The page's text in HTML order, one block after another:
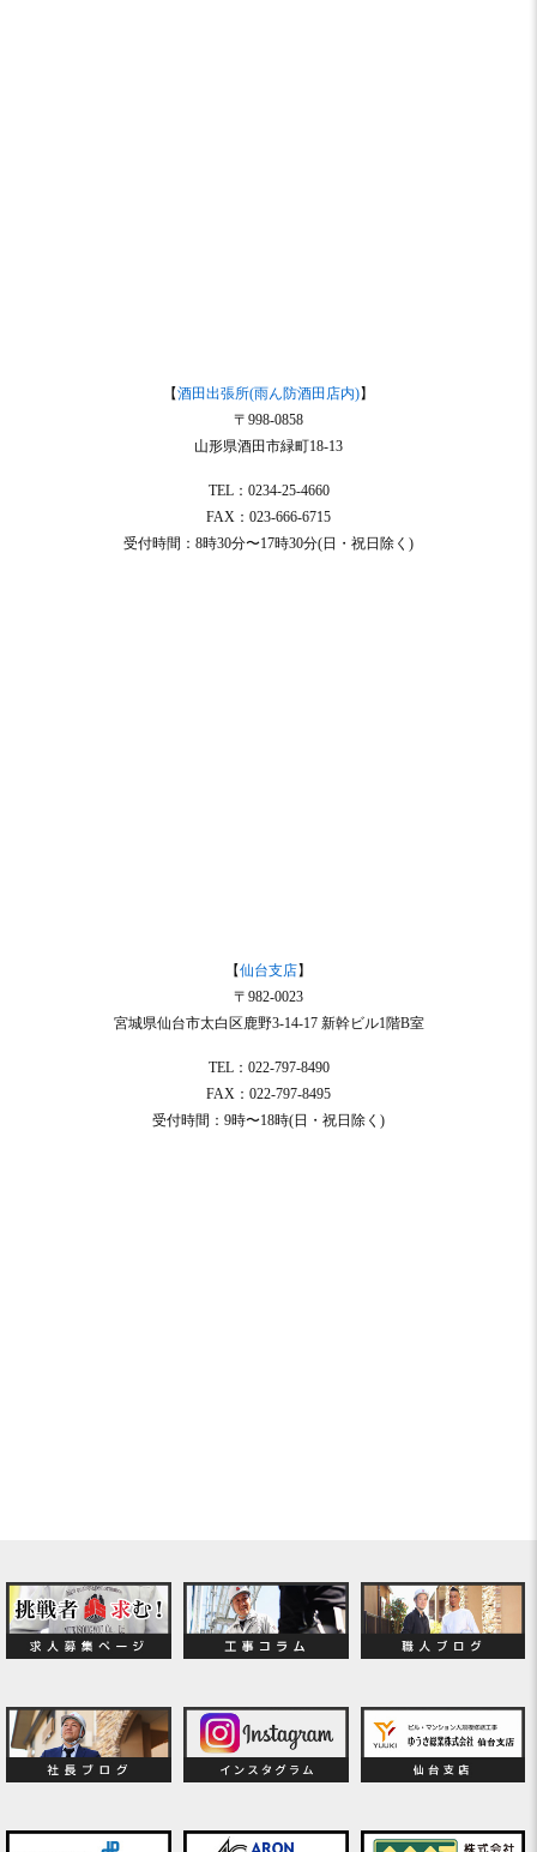
【酒田出張所(雨ん防酒田店内)】
〒998-0858
山形県酒田市緑町18-13
TEL：0234-25-4660
FAX：023-666-6715
受付時間：8時30分〜17時30分(日・祝日除く)
【仙台支店】
〒982-0023
宮城県仙台市太白区鹿野3-14-17 新幹ビル1階B室
TEL：022-797-8490
FAX：022-797-8495
受付時間：9時〜18時(日・祝日除く)